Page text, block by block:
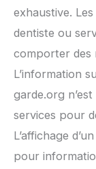
exhaustive.
dentiste ou
comporter des
L’information
garde.org
services pour
L’affichage
pour